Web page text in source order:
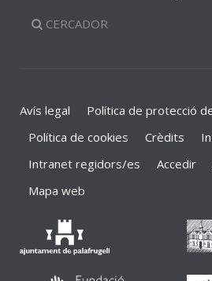
CERCADOR
Avís legal
Política de protecció
Política de cookies
Crèdits
Intranet regidors/es
Accedir
Mapa web